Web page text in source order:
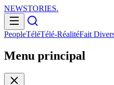
NEWSTORIES.
PeopleTéléTélé-RéalitéFait
Menu principal